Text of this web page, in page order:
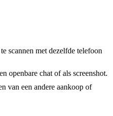
scannen met dezelfde telefoon
openbare chat of als screenshot.
van een andere aankoop of